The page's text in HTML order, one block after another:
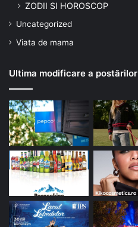
ZODII SI HOROSCOP
Uncategorized
Viata de mama
Ultima modificare a postărilor